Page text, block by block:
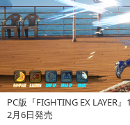
PC版『FIGHTING EX LAYER
2月6日発売